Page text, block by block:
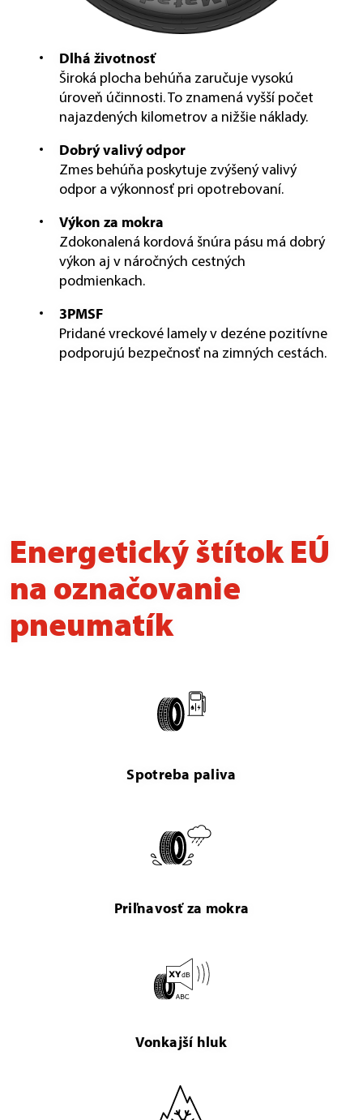
Dlhá životnosť
Široká plocha behúňa zaručuje vysokú
úroveň účinnosti. To znamená vyšší počet
najazdených kilometrov a nižšie náklady.
Dobrý valivý odpor
Zmes behúňa poskytuje zvýšený valivý
odpor a výkonnosť pri opotrebovaní.
Výkon za mokra
Zdokonalená kordová šnúra pásu má dobrý
výkon aj v náročných cestných
podmienkach.
3PMSF
Pridané vreckové lamely v dezéne pozitívne
podporujú bezpečnosť na zimných cestách.
Energetický štítok EÚ
na označovanie
pneumatík
Spotreba paliva
Priľnavosť za mokra
Vonkajší hluk